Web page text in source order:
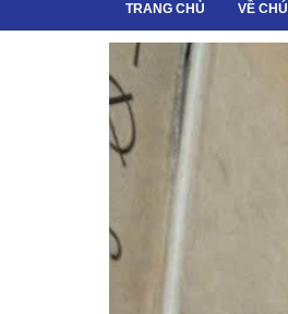
TRANG CHỦ VỀ